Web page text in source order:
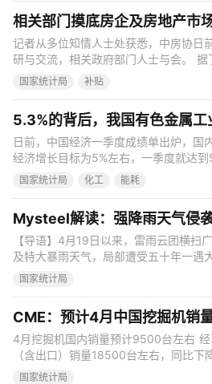
相关部门摸底房企及房地产市
记者从多位知情人士处获悉，中房协日
研与交流，相关政府部门人士与会。
易情况，与会人士还就房企融资需求、
国家统计局 补贴
5.3%的背后，我国有色金属工
日前，中国经济一季度成绩单出炉，国
经济增长目标为5%左右，一季度就达
“中国见顶论”不攻而破。 一季度的好
国家统计局 化工 能耗
Mysteel解读：强降雨天气侵
【导语】4月19日以来，雷雨云团横扫
及特大暴雨天气，局部遭受五十年一遇
气预报情况显示，广东省未来一周仍伴
国家统计局
CME：预计4月中国挖掘机销
4月挖掘机国内销量预计9500台左右
（含出口）销量18500台左右，同比下
内市场预估销量9500台，同比基本持
国家统计局